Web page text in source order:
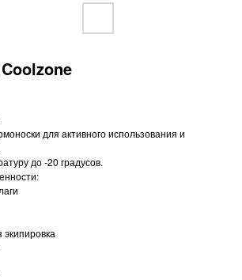
для активного использования и
до -20 градусов.